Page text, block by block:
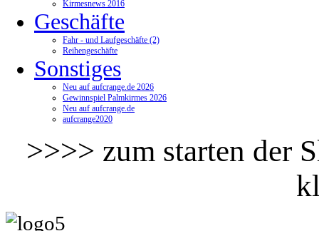
Kirmesnews 2016
Geschäfte
Fahr - und Laufgeschäfte (2)
Reihengeschäfte
Sonstiges
Neu auf aufcrange.de 2026
Gewinnspiel Palmkirmes 2026
Neu auf aufcrange.de
aufcrange2020
>>>> zum starten der